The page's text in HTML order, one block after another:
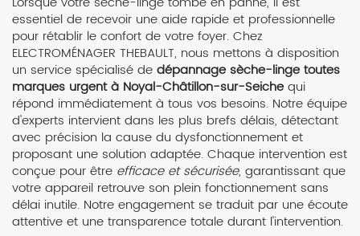
essentiel de recevoir une aide rapide et professionnelle
pour rétablir le confort de votre foyer. Chez
ELECTROMÉNAGER THEBAULT, nous mettons à disposition
un service spécialisé de dépannage sèche-linge toutes
marques urgent à Noyal-Châtillon-sur-Seiche qui
répond immédiatement à tous vos besoins. Notre équipe
d'experts intervient dans les plus brefs délais, détectant
avec précision la cause du dysfonctionnement et
proposant une solution adaptée. Chaque intervention est
conçue pour être efficace et sécurisée, garantissant que
votre appareil retrouve son plein fonctionnement sans
délai inutile. Notre engagement se traduit par une écoute
attentive et une transparence totale durant l'intervention.